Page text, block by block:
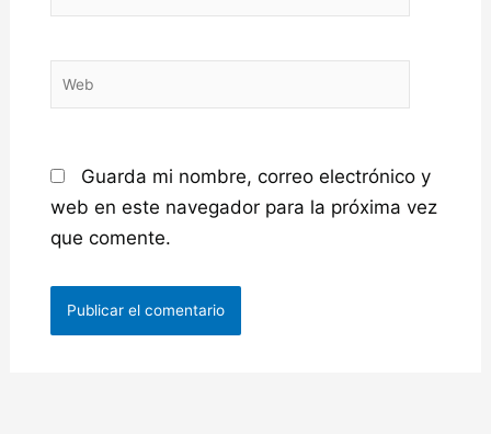
electrónico*
Web
Guarda mi nombre, correo electrónico y
web en este navegador para la próxima vez
que comente.